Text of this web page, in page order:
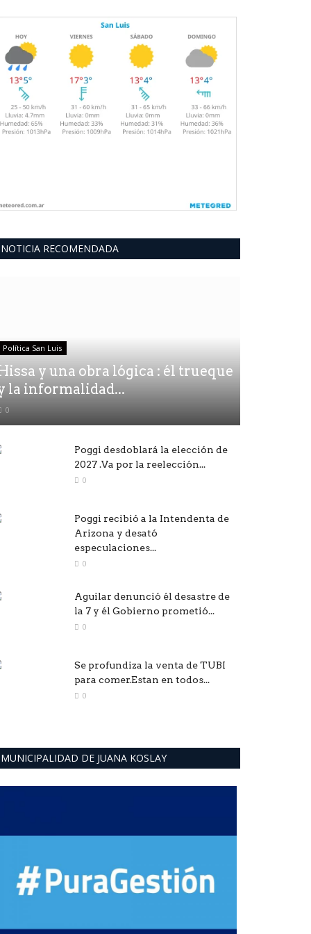
NOTICIA RECOMENDADA
Política San Luis
y una obra lógica : él trueque
la informalidad...
0
Poggi desdoblará la elección de
2027 .Va por la reelección...
0
Poggi recibió a la Intendenta de
Arizona y desató
especulaciones...
0
Aguilar denunció él desastre de
la 7 y él Gobierno prometió...
0
Se profundiza la venta de TUBI
para comer.Estan en todos...
0
MUNICIPALIDAD DE JUANA KOSLAY